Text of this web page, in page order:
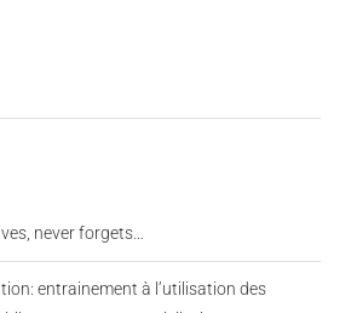
never forgets…
entrainement à l’utilisation des